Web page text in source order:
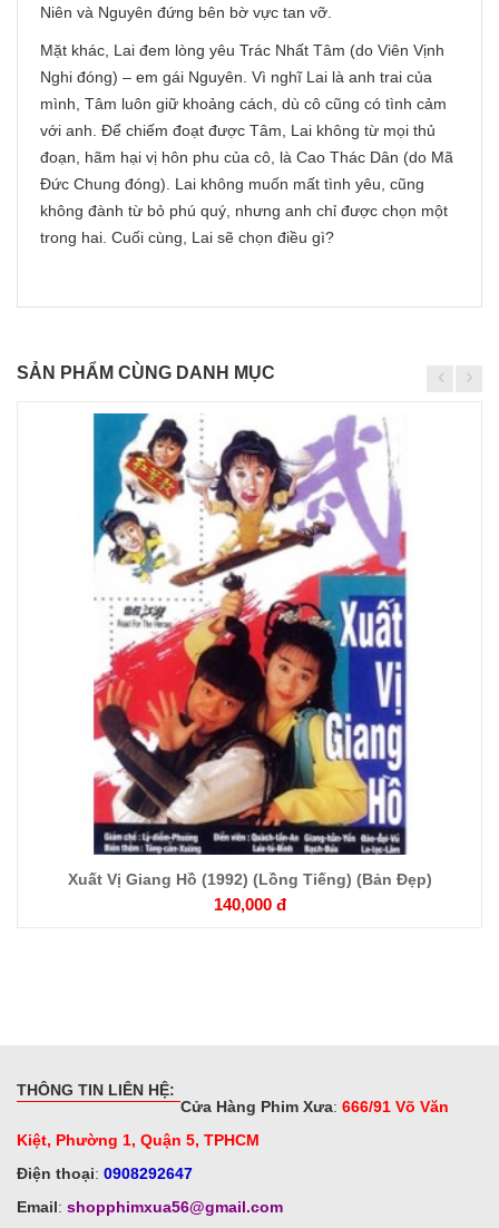
Niên và Nguyên đứng bên bờ vực tan vỡ.
Mặt khác, Lai đem lòng yêu Trác Nhất Tâm (do Viên Vịnh
Nghi đóng) – em gái Nguyên. Vì nghĩ Lai là anh trai của
mình, Tâm luôn giữ khoảng cách, dù cô cũng có tình cảm
với anh. Để chiếm đoạt được Tâm, Lai không từ mọi thủ
đoạn, hãm hại vị hôn phu của cô, là Cao Thác Dân (do Mã
Đức Chung đóng). Lai không muốn mất tình yêu, cũng
không đành từ bỏ phú quý, nhưng anh chỉ được chọn một
trong hai. Cuối cùng, Lai sẽ chọn điều gì?
SẢN PHẨM CÙNG DANH MỤC
Chi
tiết
Xuất Vị Giang Hồ (1992) (Lồng Tiếng) (Bản Đẹp)
140,000 đ
THÔNG TIN LIÊN HỆ:
Cửa Hàng Phim Xưa: 666/91 Võ Văn
Kiệt, Phường 1, Quận 5, TPHCM
Điện thoại: 0908292647
Email: shopphimxua56@gmail.com